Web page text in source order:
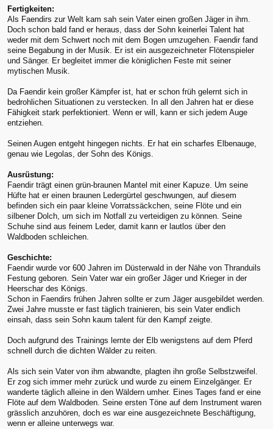
Fertigkeiten:
Als Faendirs zur Welt kam sah sein Vater einen großen Jäger in ihm.
Doch schon bald fand er heraus, dass der Sohn keinerlei Talent hat
weder mit dem Schwert noch mit dem Bogen umzugehen. Faendir fand
seine Begabung in der Musik. Er ist ein ausgezeichneter Flötenspieler
und Sänger. Er begleitet immer die königlichen Feste mit seiner
mytischen Musik.
Da Faendir kein großer Kämpfer ist, hat er schon früh gelernt sich in
bedrohlichen Situationen zu verstecken. In all den Jahren hat er diese
Fähigkeit stark perfektioniert. Wenn er will, kann er sich jedem Auge
entziehen.
Seinen Augen entgeht hingegen nichts. Er hat ein scharfes Elbenauge,
genau wie Legolas, der Sohn des Königs.
Ausrüstung:
Faendir trägt einen grün-braunen Mantel mit einer Kapuze. Um seine
Hüfte hat er einen braunen Ledergürtel geschwungen, auf diesem
befinden sich ein paar kleine Vorratssäckchen, seine Flöte und ein
silbener Dolch, um sich im Notfall zu verteidigen zu können. Seine
Schuhe sind aus feinem Leder, damit kann er lautlos über den
Waldboden schleichen.
Geschichte:
Faendir wurde vor 600 Jahren im Düsterwald in der Nähe von Thranduils
Festung geboren. Sein Vater war ein großer Jäger und Krieger in der
Heerschar des Königs.
Schon in Faendirs frühen Jahren sollte er zum Jäger ausgebildet werden.
Zwei Jahre musste er fast täglich trainieren, bis sein Vater endlich
einsah, dass sein Sohn kaum talent für den Kampf zeigte.
Doch aufgrund des Trainings lernte der Elb wenigstens auf dem Pferd
schnell durch die dichten Wälder zu reiten.
Als sich sein Vater von ihm abwandte, plagten ihn große Selbstzweifel.
Er zog sich immer mehr zurück und wurde zu einem Einzelgänger. Er
wanderte täglich alleine in den Wäldern umher. Eines Tages fand er eine
Flöte auf dem Waldboden. Seine ersten Töne auf dem Instrument waren
grässlich anzuhören, doch es war eine ausgezeichnete Beschäftigung,
wenn er alleine unterwegs war.